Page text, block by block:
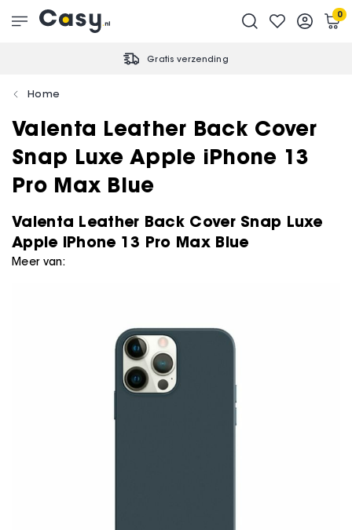
Gratis verzending
0
Home
Valenta Leather Back Cover
Snap Luxe Apple iPhone 13
Pro Max Blue
Valenta Leather Back Cover Snap Luxe
Apple iPhone 13 Pro Max Blue
Meer van: